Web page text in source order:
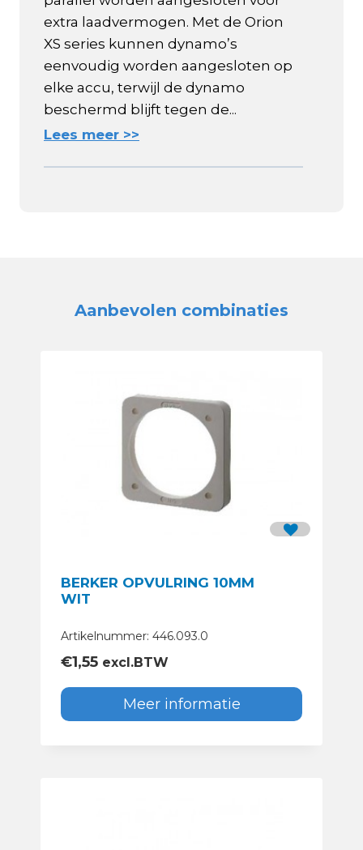
extra laadvermogen. Met de Orion
XS series kunnen dynamo’s
eenvoudig worden aangesloten op
elke accu, terwijl de dynamo
beschermd blijft tegen de...
Lees meer >>
Aanbevolen combinaties
BERKER OPVULRING 10MM
WIT
Artikelnummer: 446.093.0
€1,55 excl.BTW
Meer informatie